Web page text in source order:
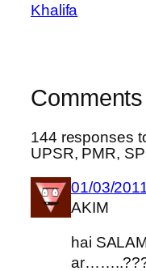
Khalifa
Comments
144 responses
UPSR, PMR,
01/03/
AKIM
hai